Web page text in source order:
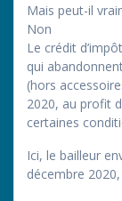
Mais peut-il
Non
Le crédit
qui
(hors
2020, au profit
certaines
Ici, le bailleur
décembre